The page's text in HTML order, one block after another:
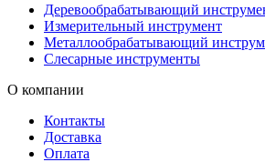
Деревообрабатывающий
Измерительный инструмент
Металлообрабатывающий
Слесарные инструменты
О компании
Контакты
Доставка
Оплата